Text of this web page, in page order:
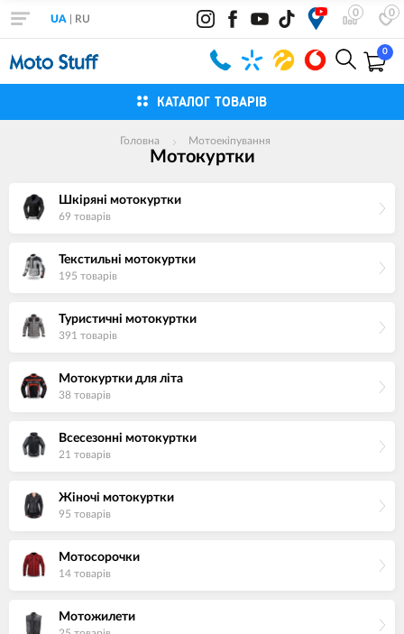
0 0
UA RU
0
КАТАЛОГ ТОВАРІВ
Головна Мотоекіпування
Мотокуртки
Шкіряні мотокуртки
69 товарiв
Текстильні мотокуртки
195 товарiв
Туристичні мотокуртки
391 товарiв
Мотокуртки для літа
38 товарiв
Всесезонні мотокуртки
21 товарiв
Жіночі мотокуртки
95 товарiв
Мотосорочки
14 товарiв
Мотожилети